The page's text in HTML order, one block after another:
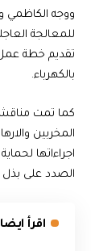
ووجه الكاظمي
للمعالجة
تقديم خطة عمل
بالكهرباء.
كما تمت
المخربين
اجراءاتها
الصدد على بذل
اقرأ ايضا